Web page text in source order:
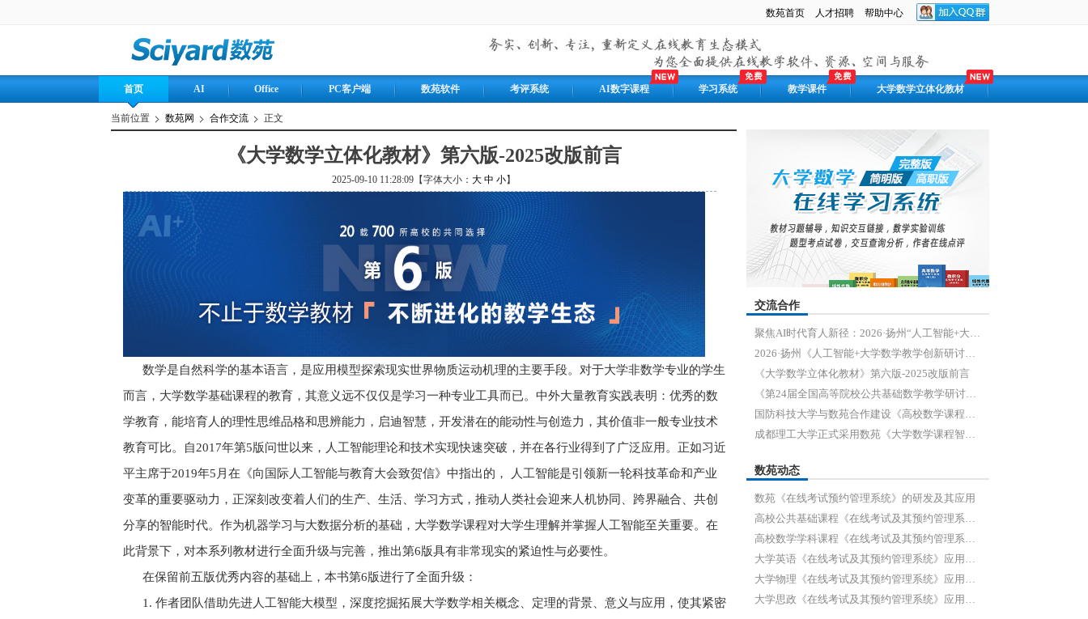
数苑首页 人才招聘 帮助中心
首页 AI Office PC客户端 数苑软件 考评系统 AI数字课程 学习系统 教学课件 大学数学立体化教材
当前位置 数苑网 合作交流 正文
《大学数学立体化教材》第六版-2025改版前言
2025-09-10 11:28:09【字体大小： 大 中 小】
数学是自然科学的基本语言，是应用模型探索现实世界物质运动机理的主要手段。对于大学非数学专业的学生
而言，大学数学基础课程的教育，其意义远不仅仅是学习一种专业工具而已。中外大量教育实践表明：优秀的数
学教育，能培育人的理性思维品格和思辨能力，启迪智慧，开发潜在的能动性与创造力，其价值非一般专业技术
教育可比。自2017年第5版问世以来，人工智能理论和技术实现快速突破，并在各行业得到了广泛应用。正如习近
平主席于2019年5月在《向国际人工智能与教育大会致贺信》中指出的， 人工智能是引领新一轮科技革命和产业
变革的重要驱动力，正深刻改变着人们的生产、生活、学习方式，推动人类社会迎来人机协同、跨界融合、共创
分享的智能时代。作为机器学习与大数据分析的基础，大学数学课程对大学生理解并掌握人工智能至关重要。在
此背景下，对本系列教材进行全面升级与完善，推出第6版具有非常现实的紧迫性与必要性。
在保留前五版优秀内容的基础上，本书第6版进行了全面升级：
1. 作者团队借助先进人工智能大模型，深度挖掘拓展大学数学相关概念、定理的背景、意义与应用，使其紧密
交流合作
聚焦AI时代育人新径：2026·扬州“人工智能+大学数学教学创新研讨会”圆满落幕
2026·扬州《人工智能+大学数学教学创新研讨会》通知
《大学数学立体化教材》第六版-2025改版前言
《第24届全国高等院校公共基础数学教学研讨会暨人工智能时代大学数学教学研讨会（2025 年）》通知
国防科技大学与数苑合作建设《高校数学课程教学建设与在线考评系统》
成都理工大学正式采用数苑《大学数学课程智慧学习平台》
数苑动态
数苑《在线考试预约管理系统》的研发及其应用
高校公共基础课程《在线考试及其预约管理系统》
高校数学学科课程《在线考试及其预约管理系统》手册
大学英语《在线考试及其预约管理系统》应用手册
大学物理《在线考试及其预约管理系统》应用手册
大学思政《在线考试及其预约管理系统》应用手册